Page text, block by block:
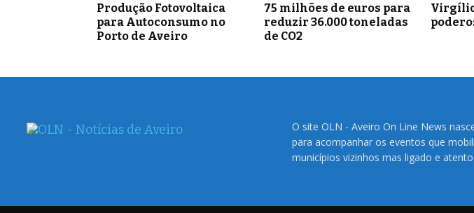
Produção Fotovoltaica
para Autoconsumo no
Porto de Aveiro
75 milhões de euros para
reduzir 36.000 toneladas
de CO2
Virgílio
O site OLN - Aveiro On Line News
para acompanhar os eventos que
municípios vizinhos mas ligado e